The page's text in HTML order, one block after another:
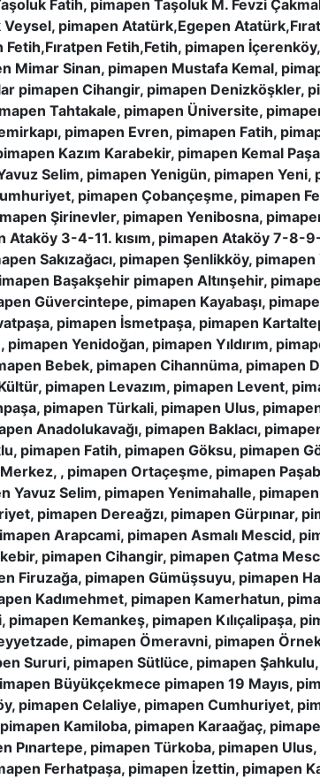
Fatih, pimapen Taşoluk M. Fevzi
pimapen Atatürk,Egepen
Fetih,Fetih, pimapen
Mimar Sinan, pimapen Mustafa Kemal,
pimapen Cihangir, pimapen Denizköşkler,
Tahtakale, pimapen Üniversite,
pimapen Evren, pimapen Fatih,
Kazım Karabekir, pimapen Kemal
Selim, pimapen Yenigün, pimapen Yeni,
pimapen Çobançeşme, pimapen
Şirinevler, pimapen Yenibosna,
3-4-11. kısım, pimapen Ataköy 7-8-
Sakızağacı, pimapen Şenlikköy,
Başakşehir pimapen Altınşehir,
Güvercintepe, pimapen Kayabaşı,
pimapen İsmetpaşa, pimapen
Yenidoğan, pimapen Yıldırım,
Bebek, pimapen Cihannüma, pimapen
pimapen Levazım, pimapen Levent,
pimapen Türkali, pimapen Ulus,
Anadolukavağı, pimapen Baklacı,
pimapen Fatih, pimapen Göksu, pimapen
, pimapen Ortaçeşme, pimapen
Yavuz Selim, pimapen Yenimahalle,
pimapen Dereağzı, pimapen Gürpınar,
Arapcami, pimapen Asmalı Mescid,
pimapen Cihangir, pimapen Çatma
Firuzağa, pimapen Gümüşsuyu, pimapen
Kadımehmet, pimapen Kamerhatun,
Kemankeş, pimapen Kılıçalipaşa,
pimapen Ömeravni, pimapen
Sururi, pimapen Sütlüce, pimapen
Büyükçekmece pimapen 19 Mayıs,
pimapen Celaliye, pimapen Cumhuriyet,
Kamiloba, pimapen Karaağaç,
pimapen Türkoba, pimapen
Ferhatpaşa, pimapen İzettin, pimapen